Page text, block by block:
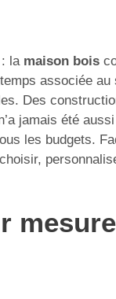
: la maison bois
associée
Des
jamais été
les budgets.